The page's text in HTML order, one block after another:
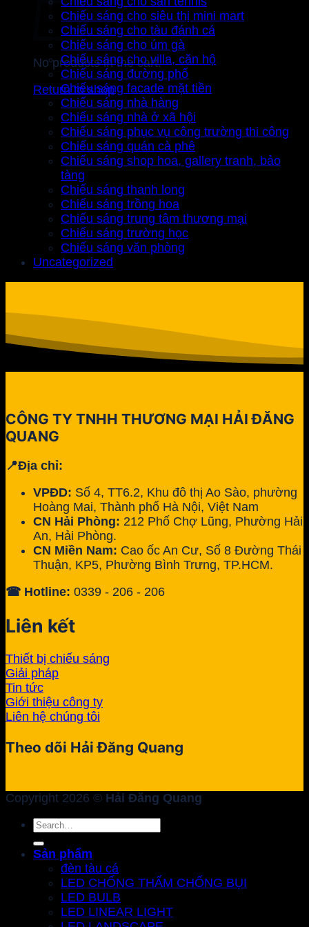
No products in the cart.
Return to shop
Chiếu sáng cho siêu thị mini mart
Chiếu sáng cho tàu đánh cá
Chiếu sáng cho úm gà
Chiếu sáng cho villa, căn hộ
Chiếu sáng đường phố
Chiếu sáng facade mặt tiền
Chiếu sáng nhà hàng
Chiếu sáng nhà ở xã hội
Chiếu sáng phục vụ công trường thi công
Chiếu sáng quán cà phê
Chiếu sáng shop hoa, gallery tranh, bảo
tàng
Chiếu sáng thanh long
Chiếu sáng trồng hoa
Chiếu sáng trung tâm thương mại
Chiếu sáng trường học
Chiếu sáng văn phòng
Uncategorized
CÔNG TY TNHH THƯƠNG MẠI HẢI ĐĂNG
QUANG
📍Địa chỉ:
VPĐD: Số 4, TT6.2, Khu đô thị Ao Sào, phường
Hoàng Mai, Thành phố Hà Nội, Việt Nam
CN Hải Phòng: 212 Phố Chợ Lũng, Phường Hải
An, Hải Phòng.
CN Miền Nam: Cao ốc An Cư, Số 8 Đường Thái
Thuận, KP5, Phường Bình Trưng, TP.HCM.
☎ Hotline: 0339 - 206 - 206
Liên kết
Thiết bị chiếu sáng
Giải pháp
Tin tức
Giới thiệu công ty
Liên hệ chúng tôi
Theo dõi Hải Đăng Quang
Copyright 2026 © Hải Đăng Quang
Search
for:
Sản phẩm
đèn tàu cá
LED CHỐNG THẤM CHỐNG BỤI
LED BULB
LED LINEAR LIGHT